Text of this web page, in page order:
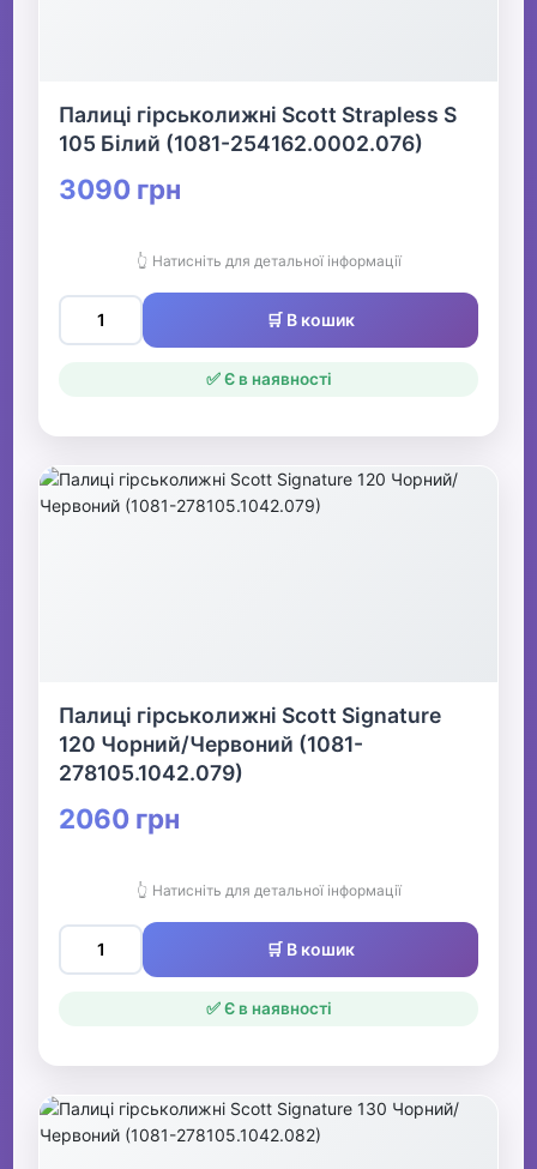
Палиці гірськолижні Scott Strapless S
105 Білий (1081-254162.0002.076)
3090 грн
👆 Натисніть для детальної інформації
🛒 В кошик
✅ Є в наявності
Палиці гірськолижні Scott Signature
120 Чорний/Червоний (1081-
278105.1042.079)
2060 грн
👆 Натисніть для детальної інформації
🛒 В кошик
✅ Є в наявності